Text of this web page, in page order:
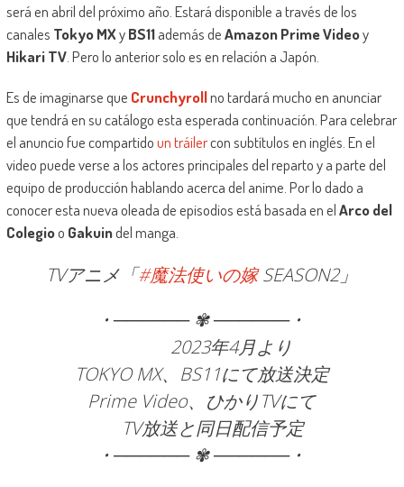
será en abril del próximo año. Estará disponible a través de los
canales Tokyo MXyBS11además deAmazon Prime Videoy
Hikari TV. Pero lo anterior solo es en relación a Japón.
Es de imaginarse que Crunchyrollno tardará mucho en anunciar
que tendrá en su catálogo esta esperada continuación. Para celebrar
el anuncio fue compartidoun tráilercon subtítulos en inglés. En el
video puede verse a los actores principales del reparto y a parte del
equipo de producción hablando acerca del anime. Por lo dado a
conocer esta nueva oleada de episodios está basada en elArco del
Colegioo Gakuindel manga.
TVアニメ「#魔法使いの嫁SEASON2」
• ────── ✾ ────── •
2023年4月より
TOKYO MX、BS11にて放送決定
Prime Video、ひかりTVにて
TV放送と同日配信予定
• ────── ✾ ────── •